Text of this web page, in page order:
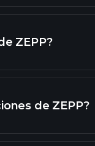
ZEPP?
de ZEPP?